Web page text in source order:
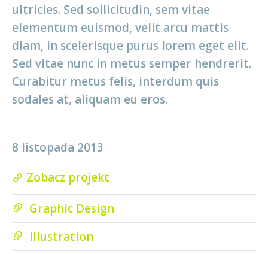
ultricies. Sed sollicitudin, sem vitae
elementum euismod, velit arcu mattis
diam, in scelerisque purus lorem eget elit.
Sed vitae nunc in metus semper hendrerit.
Curabitur metus felis, interdum quis
sodales at, aliquam eu eros.
8 listopada 2013
Zobacz projekt
Graphic Design
Illustration